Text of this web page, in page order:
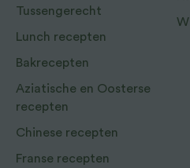
Tussengerecht
Lunch recepten
Bakrecepten
Aziatische en Oosterse
recepten
Chinese recepten
Franse recepten